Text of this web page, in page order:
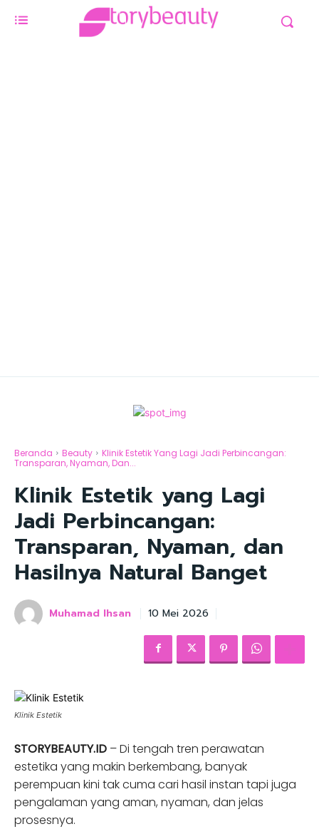
Beranda Beauty
Klinik Estetik Yang Lagi Jadi Perbincangan:
Transparan, Nyaman, Dan...
Klinik Estetik yang Lagi
Jadi Perbincangan:
Transparan, Nyaman, dan
Hasilnya Natural Banget
Muhamad Ihsan 10 Mei 2026
Klinik Estetik
STORYBEAUTY.ID – Di tengah tren perawatan
estetika yang makin berkembang, banyak
perempuan kini tak cuma cari hasil instan tapi juga
pengalaman yang aman, nyaman, dan jelas
prosesnya.